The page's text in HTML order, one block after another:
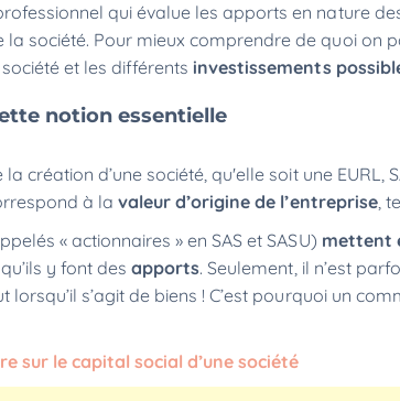
qui évalue les apports en nature
la société. Pour mieux comprendre de quoi on
société et les différents investissements
notion essentielle
création d’une société, qu'elle soit une EURL,
à la valeur d’origine de l’entreprise,
« actionnaires » en SAS et SASU) mettent
y font desapports. Seulement, il n’est
lorsqu’il s’agit de biens ! C’est pourquoi un
sur le capital social d’une société